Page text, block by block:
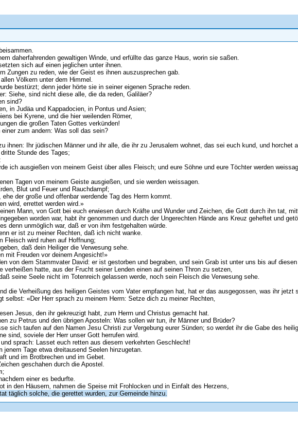
daherfahrenden gewaltigen Winde, und erfüllte das ganze Haus, worin sie saßen.
sich auf einen jeglichen unter ihnen.
Zungen zu reden, wie der Geist es ihnen auszusprechen gab.
Völkern unter dem Himmel.
bestürzt; denn jeder hörte sie in seiner eigenen Sprache reden.
Siehe, sind nicht diese alle, die da reden, Galiläer?
sind?
in Judäa und Kappadocien, in Pontus und Asien;
bei Kyrene, und die hier weilenden Römer,
die großen Taten Gottes verkünden!
zum andern: Was soll das sein?
ihnen: Ihr jüdischen Männer und ihr alle, die ihr zu Jerusalem wohnet, das sei euch kund, und horchet
Stunde des Tages;
ich ausgießen von meinem Geist über alles Fleisch; und eure Söhne und eure Töchter werden
Tagen von meinem Geiste ausgießen, und sie werden weissagen.
Blut und Feuer und Rauchdampf;
der große und offenbar werdende Tag des Herrn kommt.
wird, errettet werden wird.»
Mann, von Gott bei euch erwiesen durch Kräfte und Wunder und Zeichen, die Gott durch ihn tat,
worden war, habt ihr genommen und durch der Ungerechten Hände ans Kreuz geheftet und
denn unmöglich war, daß er von ihm festgehalten würde.
er ist zu meiner Rechten, daß ich nicht wanke.
Fleisch wird ruhen auf Hoffnung;
daß dein Heiliger die Verwesung sehe.
mit Freuden vor deinem Angesicht!»
von dem Stammvater David: er ist gestorben und begraben, und sein Grab ist unter uns bis auf diesen
hatte, aus der Frucht seiner Lenden einen auf seinen Thron zu setzen,
seine Seele nicht im Totenreich gelassen werde, noch sein Fleisch die Verwesung sehe.
die Verheißung des heiligen Geistes vom Vater empfangen hat, hat er das ausgegossen, was ihr jetzt
selbst: «Der Herr sprach zu meinem Herrn: Setze dich zu meiner Rechten,
Jesus, den ihr gekreuzigt habt, zum Herrn und Christus gemacht hat.
zu Petrus und den übrigen Aposteln: Was sollen wir tun, ihr Männer und Brüder?
sich taufen auf den Namen Jesu Christi zur Vergebung eurer Sünden; so werdet ihr die Gabe des
sind, soviele der Herr unser Gott herrufen wird.
sprach: Lasset euch retten aus diesem verkehrten Geschlecht!
Tage etwa dreitausend Seelen hinzugetan.
und im Brotbrechen und im Gebet.
geschahen durch die Apostel.
einer es bedurfte.
in den Häusern, nahmen die Speise mit Frohlocken und in Einfalt des Herzens,
täglich solche, die gerettet wurden, zur Gemeinde hinzu.